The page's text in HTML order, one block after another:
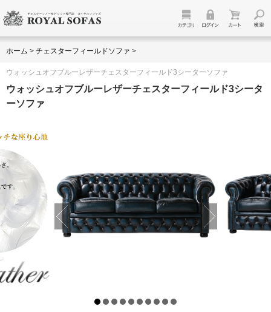
ホーム > チェスターフィールドソファ >
ウォッシュオフブルーレザーチェスターフィールド3シーターソファ
ウォッシュオフブルーレザーチェスターフィールド3シータ
ーソファ